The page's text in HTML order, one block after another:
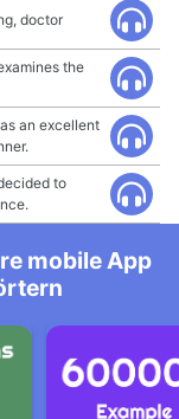
doctor
the
an excellent
to
mobile App